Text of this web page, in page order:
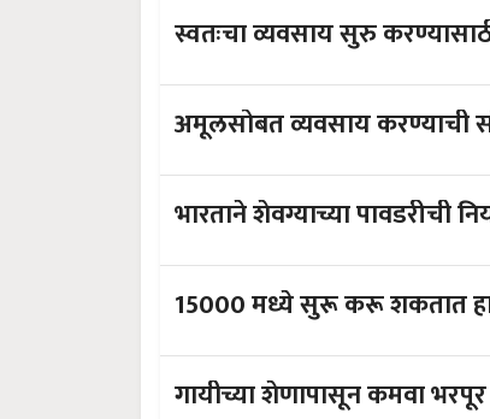
स्वतःचा व्यवसाय सुरु
भारताने शेवग्याच्या पावडरीची
15000 मध्ये सुरू करू शकतात
गायीच्या